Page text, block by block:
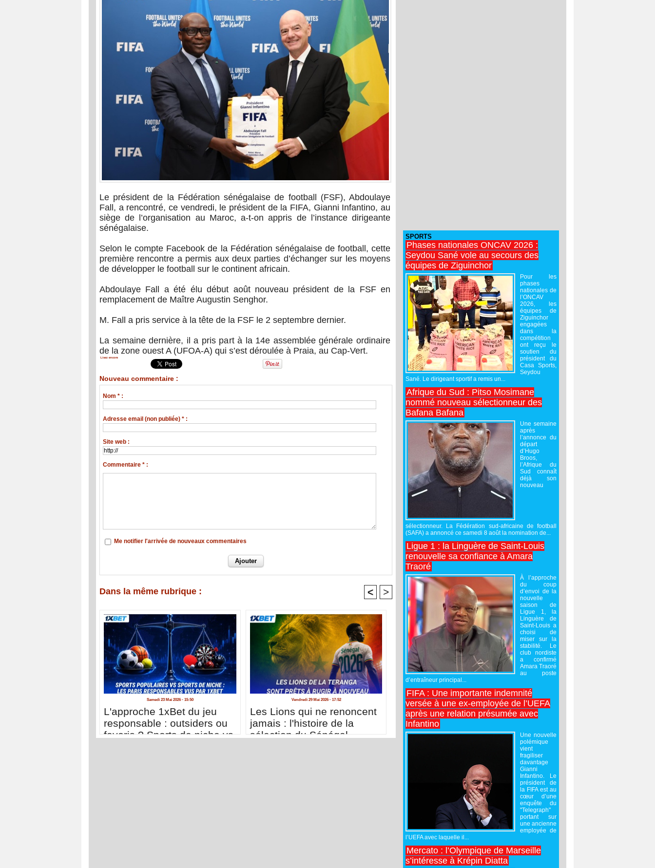
Le président de la Fédération sénégalaise de football (FSF), Abdoulaye
Fall, a rencontré, ce vendredi, le président de la FIFA, Gianni Infantino, au
siège de l’organisation au Maroc, a-t-on appris de l’instance dirigeante
sénégalaise.
Selon le compte Facebook de la Fédération sénégalaise de football, cette
première rencontre a permis aux deux parties d’échanger sur les moyens
de développer le football sur le continent africain.
Abdoulaye Fall a été élu début août nouveau président de la FSF en
remplacement de Maître Augustin Senghor.
M. Fall a pris service à la tête de la FSF le 2 septembre dernier.
La semaine dernière, il a pris part à la 14e assemblée générale ordinaire
de la zone ouest A (UFOA-A) qui s’est déroulée à Praia, au Cap-Vert.
Lisez encore
Nouveau commentaire :
Nom * :
Adresse email (non publiée) * :
Site web :
Commentaire * :
Me notifier l'arrivée de nouveaux commentaires
Dans la même rubrique : < >
Samedi 23 Mai 2026 - 15:50
L'approche 1xBet du jeu
responsable : outsiders ou
favoris ? Sports de niche vs
Vendredi 29 Mai 2026 - 17:52
Les Lions qui ne renoncent
jamais : l'histoire de la
sélection du Sénégal
SPORTS
Phases nationales ONCAV 2026 :
Seydou Sané vole au secours des
équipes de Ziguinchor
Pour les
phases
nationales de
l’ONCAV
2026, les
équipes de
Ziguinchor
engagées
dans la
compétition
ont reçu le
soutien du
président du
Casa Sports,
Seydou
Sané. Le dirigeant sportif a remis un...
Afrique du Sud : Pitso Mosimane
nommé nouveau sélectionneur des
Bafana Bafana
Une semaine
après
l’annonce du
départ
d’Hugo
Broos,
l’Afrique du
Sud connaît
déjà son
nouveau
sélectionneur. La Fédération sud-africaine de football
(SAFA) a annoncé ce samedi 8 août la nomination de...
Ligue 1 : la Linguère de Saint-Louis
renouvelle sa confiance à Amara
Traoré
À l’approche
du coup
d’envoi de la
nouvelle
saison de
Ligue 1, la
Linguère de
Saint-Louis a
choisi de
miser sur la
stabilité. Le
club nordiste
a confirmé
Amara Traoré
au poste
d’entraîneur principal...
FIFA : Une importante indemnité
versée à une ex-employée de l’UEFA
après une relation présumée avec
Infantino
Une nouvelle
polémique
vient
fragiliser
davantage
Gianni
Infantino. Le
président de
la FIFA est au
cœur d’une
enquête du
"Telegraph"
portant sur
une ancienne
employée de
l’UEFA avec laquelle il...
Mercato : l’Olympique de Marseille
s’intéresse à Krépin Diatta